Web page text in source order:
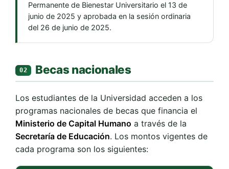
Permanente de Bienestar Universitario el 13 de
junio de 2025 y aprobada en la sesión ordinaria
del 26 de junio de 2025.
02 Becas nacionales
Los estudiantes de la Universidad acceden a los
programas nacionales de becas que financia el
Ministerio de Capital Humano a través de la
Secretaría de Educación. Los montos vigentes de
cada programa son los siguientes: